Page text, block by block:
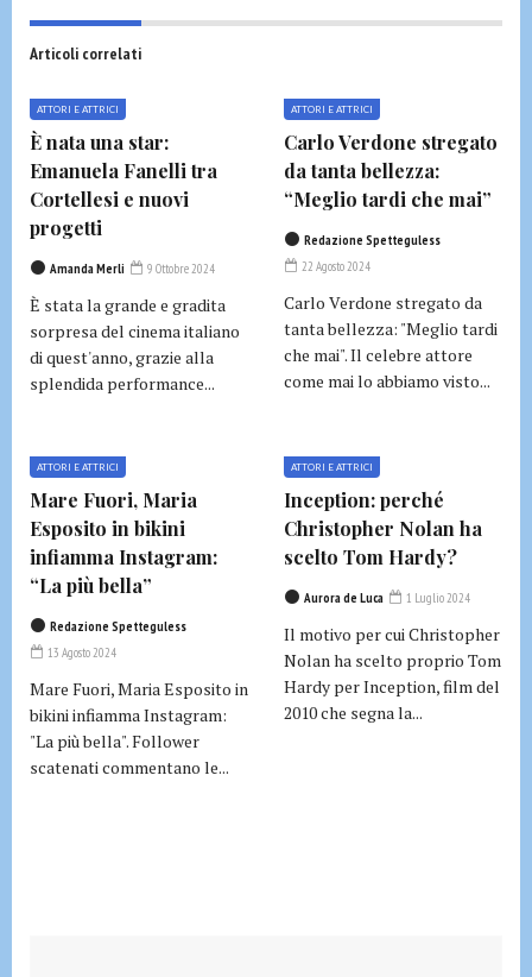
Articoli correlati
ATTORI E ATTRICI
È nata una star:
Emanuela Fanelli tra
Cortellesi e nuovi
progetti
Amanda Merli 9 Ottobre 2024
È stata la grande e gradita
sorpresa del cinema italiano
di quest'anno, grazie alla
splendida performance...
ATTORI E ATTRICI
Carlo Verdone stregato
da tanta bellezza:
“Meglio tardi che mai”
Redazione Spetteguless
22 Agosto 2024
Carlo Verdone stregato da
tanta bellezza: "Meglio tardi
che mai". Il celebre attore
come mai lo abbiamo visto...
ATTORI E ATTRICI
Mare Fuori, Maria
Esposito in bikini
infiamma Instagram:
“La più bella”
Redazione Spetteguless
13 Agosto 2024
Mare Fuori, Maria Esposito in
bikini infiamma Instagram:
"La più bella". Follower
scatenati commentano le...
ATTORI E ATTRICI
Inception: perché
Christopher Nolan ha
scelto Tom Hardy?
Aurora de Luca 1 Luglio 2024
Il motivo per cui Christopher
Nolan ha scelto proprio Tom
Hardy per Inception, film del
2010 che segna la...